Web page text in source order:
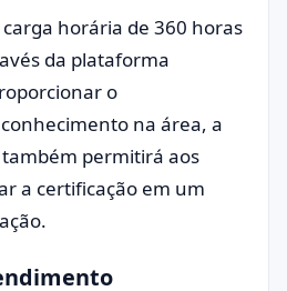
horária de 360 horas
da plataforma
o
na área, a
permitirá aos
a certificação em um